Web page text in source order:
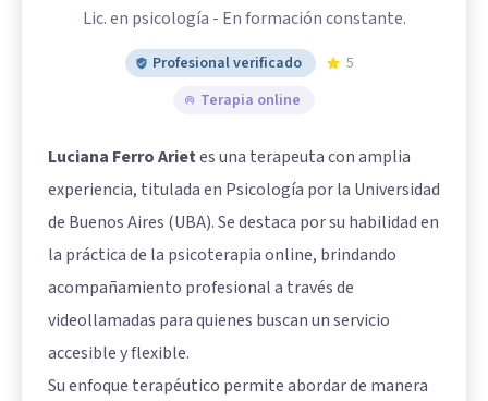
Lic. en psicología - En formación constante.
Profesional verificado
5
Terapia online
Luciana Ferro Arietes una terapeuta con amplia
experiencia, titulada en Psicología por la Universidad
de Buenos Aires (UBA). Se destaca por su habilidad en
la práctica de la psicoterapia online, brindando
acompañamiento profesional a través de
videollamadas para quienes buscan un servicio
accesible y flexible.
Su enfoque terapéutico permite abordar de manera